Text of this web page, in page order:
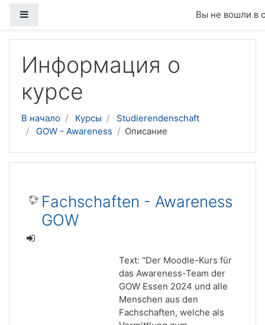
Вы не вошли в
Информация о
курсе
В начало Курсы
Studierendenschaft
GOW - Awareness
Описание
Fachschaften - Awareness
GOW
Text: "Der Moodle-Kurs für
das Awareness-Team der
GOW Essen 2024 und alle
Menschen aus den
Fachschaften, welche als